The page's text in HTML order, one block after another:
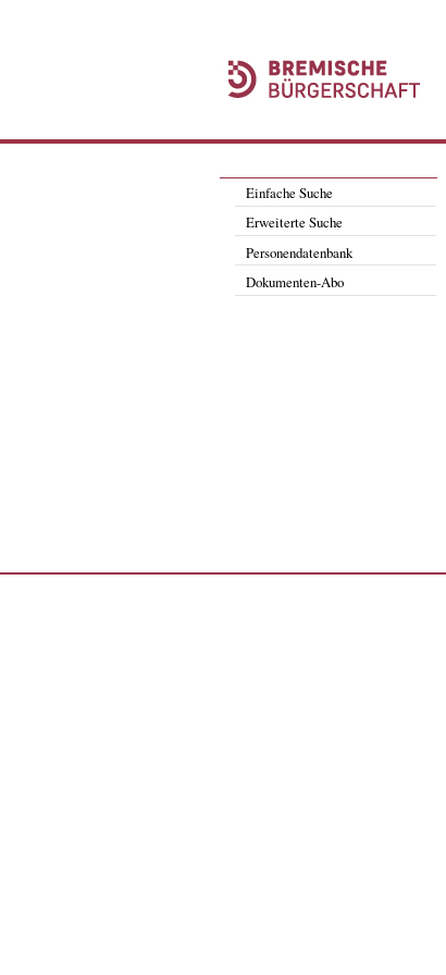
Einfache Suche
Erweiterte Suche
Personendatenbank
Dokumenten-Abo